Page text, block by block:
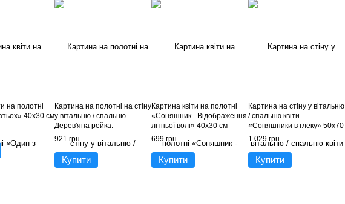
на полотні
40х30 см
Картина на полотні на стіну
у вітальню / спальню.
Дерев'яна рейка.
Соняшники. «Сонячне
Натхнення» 60х45 см
921 грн
Купити
Картина квіти на полотні
«Соняшник - Відображення
літньої волі» 40х30 см
699 грн
Купити
Картина на стіну у вітальню
/ спальню квіти
«Соняшники в глеку» 50х70
см
1 029 грн
Купити